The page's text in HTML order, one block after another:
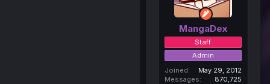
MangaDex
Staff
Admin
Joined
May 29, 2012
Messages
870,725